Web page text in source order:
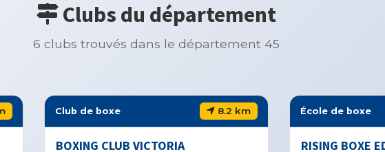
Clubs du département
6 clubs trouvés dans le département 45
Club de boxe
BOXING CLUB VICTORIA
École de boxe
RISING BOXE EDUCATION